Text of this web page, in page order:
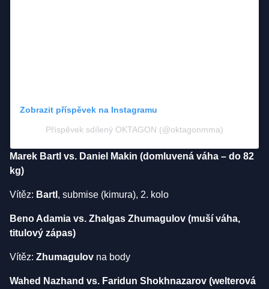
Zobrazit příspěvek na Instagramu
Příspěvek sdílený OKTAGON (@oktagonmma)
Marek Bartl vs. Daniel Makin (domluvená váha – do 82
kg)
Vítěz: Bartl , submise (kimura), 2. kolo
Beno Adamia vs. Zhalgas Zhumagulov (muší váha,
titulový zápas)
Vítěz: Zhumagulov na body
Wahed Nazhand vs. Faridun Shokhnazarov (welterová